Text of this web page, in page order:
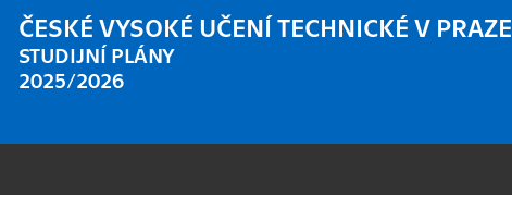
ČESKÉ VYSOKÉ UČENÍ TECHNICKÉ V PRAZE
STUDIJNÍ PLÁNY
2025/2026